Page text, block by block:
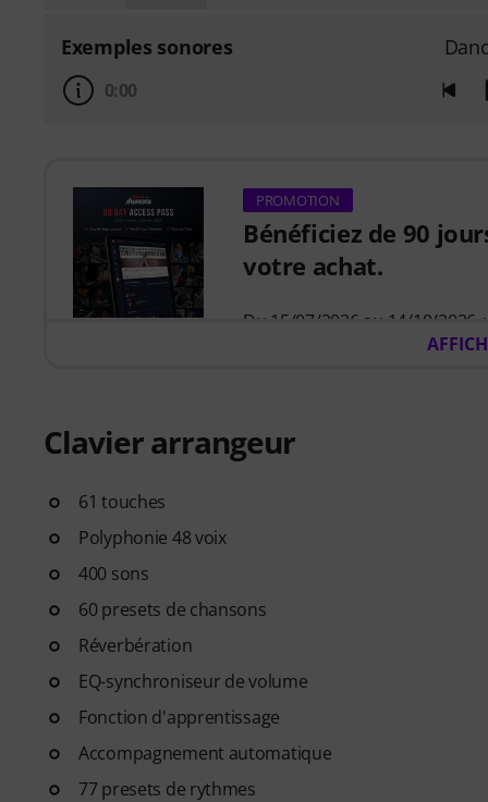
Exemples sonores
0:00
PROMOTION
Bénéficiez de 90
votre achat.
Du 15/07/2026 au 14/10/2026,
.
développer vos compétences,
- un outil de suivi de pratique
- un accès illimité
Une fois votre commande
expiration.
Clavier arrangeur
61 touches
Polyphonie 48 voix
400 sons
60 presets de chansons
Réverbération
EQ-synchroniseur de volume
Fonction d'apprentissage
Accompagnement automatique
77 presets de rythmes